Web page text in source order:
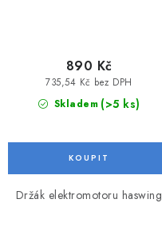
Skladem (>5 ks)
735,54 Kč bez DPH
890 Kč
Držák elektromotoru haswing